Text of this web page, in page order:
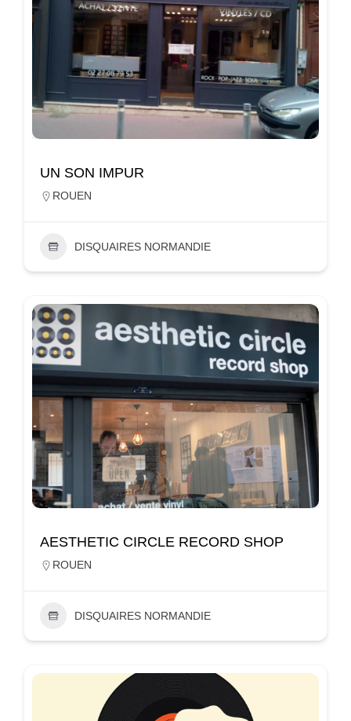
UN SON IMPUR
ROUEN
DISQUAIRES NORMANDIE
AESTHETIC CIRCLE RECORD SHOP
ROUEN
DISQUAIRES NORMANDIE